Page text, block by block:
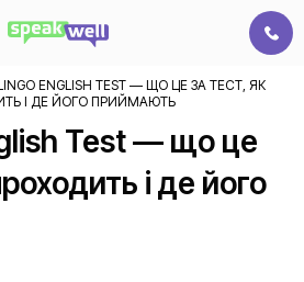
ENGLISH TEST — ЩО ЦЕ ЗА ТЕСТ, ЯК
І ДЕ ЙОГО ПРИЙМАЮТЬ
Test — що це
і де його